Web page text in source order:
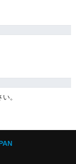
。